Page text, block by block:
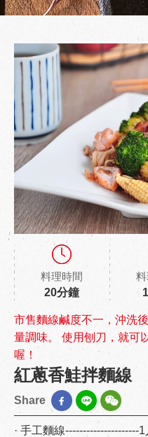
料理時間
20分鐘
市售麵線鹹度不一，沖洗
量調味。 使用刨刀，就可
喔！
紅蔥香鮭拌麵線
Share
· 手工麵線---------------------